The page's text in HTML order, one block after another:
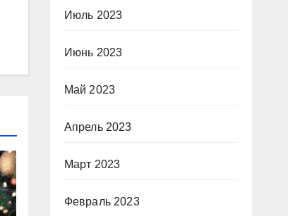
Июль 2023
Июнь 2023
Май 2023
Апрель 2023
Март 2023
Февраль 2023